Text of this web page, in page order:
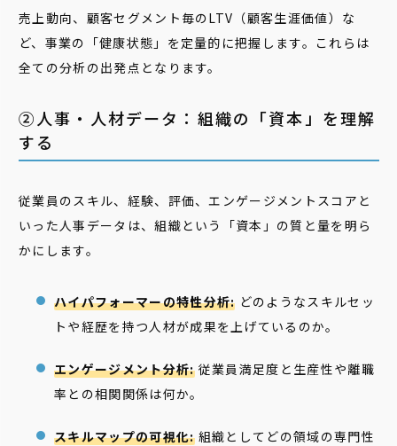
売上動向、顧客セグメント毎のLTV（顧客生涯価値）な
ど、事業の「健康状態」を定量的に把握します。これらは
全ての分析の出発点となります。
②人事・人材データ：組織の「資本」を理解
する
従業員のスキル、経験、評価、エンゲージメントスコアと
いった人事データは、組織という「資本」の質と量を明ら
かにします。
ハイパフォーマーの特性分析: どのようなスキルセッ
トや経歴を持つ人材が成果を上げているのか。
エンゲージメント分析:従業員満足度と生産性や離職
率との相関関係は何か。
スキルマップの可視化:組織としてどの領域の専門性